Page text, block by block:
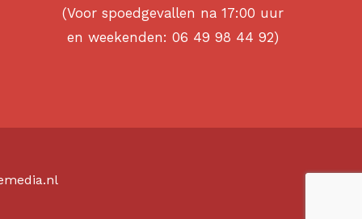
(Voor spoedgevallen na 17:00 uur
en weekenden: 06 49 98 44 92)